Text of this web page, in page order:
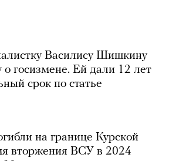
Василису Шишкину
о госизмене. Ей дали 12 лет
срок по статье
на границе Курской
вторжения ВСУ в 2024